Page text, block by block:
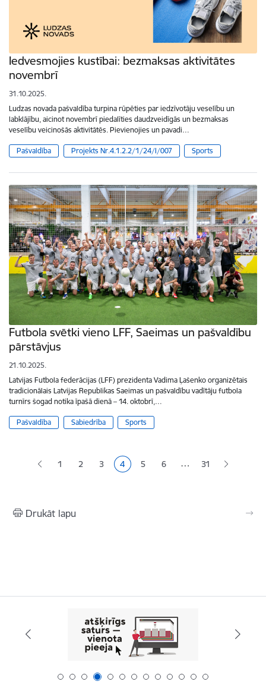
Iedvesmojies kustībai: bezmaksas aktivitātes
novembrī
31.10.2025.
Ludzas novada pašvaldība turpina rūpēties par iedzīvotāju veselību un
labklājību, aicinot novembrī piedalīties daudzveidīgās un bezmaksas
veselību veicinošās aktivitātēs. Pievienojies un pavadi…
Pašvaldība Projekts Nr.4.1.2.2/1/24/I/007 Sports
Futbola svētki vieno LFF, Saeimas un pašvaldību
pārstāvjus
21.10.2025.
Latvijas Futbola federācijas (LFF) prezidenta Vadima Ļašenko organizētais
tradicionālais Latvijas Republikas Saeimas un pašvaldību vadītāju futbola
turnīrs šogad notika īpašā dienā – 14. oktobrī,…
Pašvaldība Sabiedrība Sports
Lapa
1 Lapa
2 Lapa
3 Pašreizējā lapa
4 Lapa
5 Lapa
6 … 31
Drukāt lapu